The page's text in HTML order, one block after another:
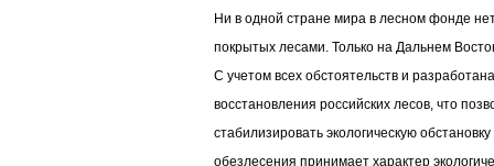
Ни в одной стране мира в лесном фонде
покрытых лесами. Только на Дальнем
С учетом всех обстоятельств и
восстановления российских лесов, что
стабилизировать экологическую
обезлесения принимает характер